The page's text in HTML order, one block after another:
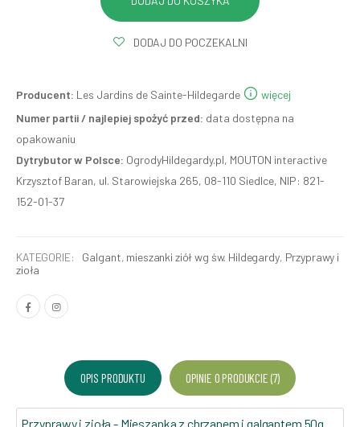
DODAJ DO POCZEKALNI
Producent: Les Jardins de Sainte-Hildegarde
więcej
Numer partii / najlepiej spożyć przed: data dostępna na
opakowaniu
Dytrybutor w Polsce: OgrodyHildegardy.pl, MOUTON interactive
Krzysztof Baran, ul. Starowiejska 265, 08-110 Siedlce, NIP: 821-
152-01-37
KATEGORIE: Galgant, mieszanki ziół wg św. Hildegardy, Przyprawy i
zioła
OPIS PRODUKTU OPINIE O PRODUKCIE (7)
Przyprawy i zioła - Mieszanka z chrzanem i galgantem 50g